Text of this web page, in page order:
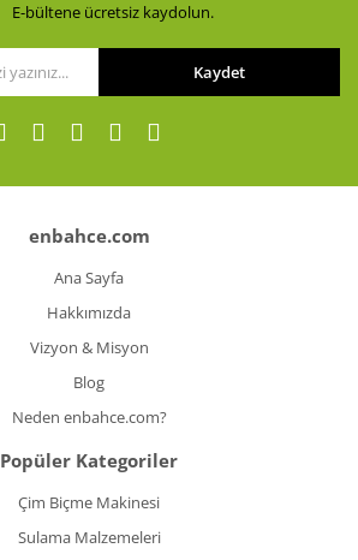
Gönder
E-bültene ücretsiz kaydolun.
Kaydet
enbahce.com
Ana Sayfa
Hakkımızda
Vizyon & Misyon
Blog
Neden enbahce.com?
Popüler Kategoriler
Çim Biçme Makinesi
Sulama Malzemeleri